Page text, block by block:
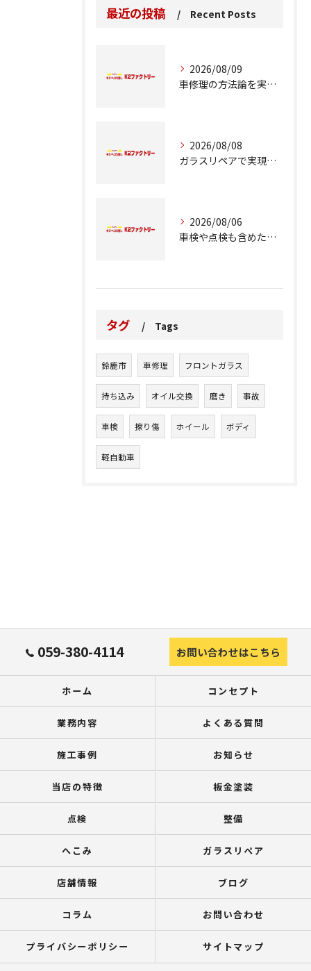
最近の投稿 Recent Posts
2026/08/09
車修理の方法論を実例とコスト比較で徹底解説
2026/08/08
ガラスリペアで実現する交換前の応急処置の重要性
2026/08/06
車検や点検も含めた車修理の重要ポイント解説
タグ Tags
鈴鹿市 車修理 フロントガラス
持ち込み オイル交換 磨き 事故
車検 擦り傷 ホイール ボディ
軽自動車
059-380-4114 お問い合わせはこちら
ホーム コンセプト
業務内容 よくある質問
施工事例 お知らせ
当店の特徴 板金塗装
点検 整備
へこみ ガラスリペア
店舗情報 ブログ
コラム お問い合わせ
プライバシーポリシー サイトマップ